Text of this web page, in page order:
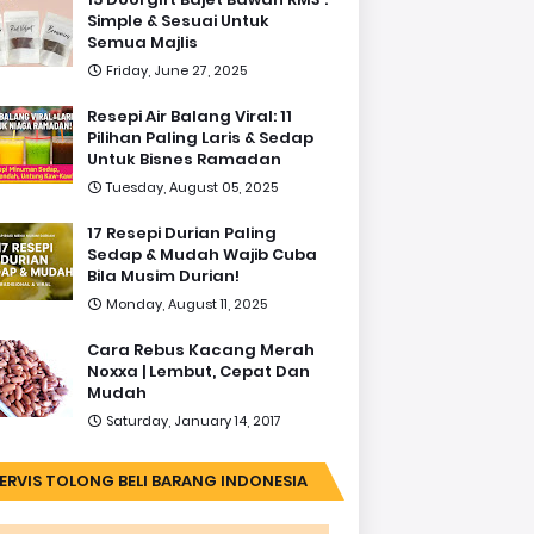
Simple & Sesuai Untuk
Semua Majlis
Friday, June 27, 2025
Resepi Air Balang Viral: 11
Pilihan Paling Laris & Sedap
Untuk Bisnes Ramadan
Tuesday, August 05, 2025
17 Resepi Durian Paling
Sedap & Mudah Wajib Cuba
Bila Musim Durian!
Monday, August 11, 2025
Cara Rebus Kacang Merah
Noxxa | Lembut, Cepat Dan
Mudah
Saturday, January 14, 2017
TOLONG BELI BARANG INDONESIA